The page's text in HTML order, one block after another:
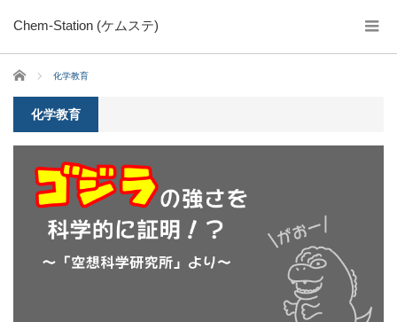
Chem-Station (ケムステ)
ホーム 化学教育
化学教育